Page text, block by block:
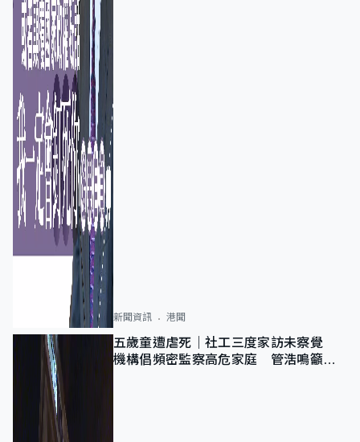
新聞資訊 港聞
五歲童遭虐死｜社工三度家訪未察覺
機構倡頻密監察高危家庭 管浩鳴籲加